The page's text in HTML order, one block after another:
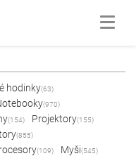
hodinky(63)
(970)
(154) Projektory(155)
(855)
(109) Myši(545)